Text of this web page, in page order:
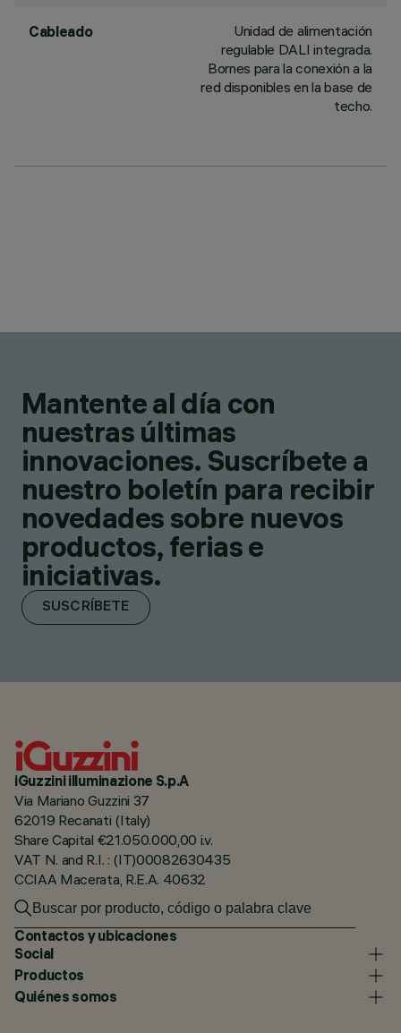
Cableado
Unidad de alimentación
regulable DALI integrada.
Bornes para la conexión a la
red disponibles en la base de
techo.
Mantente al día con
nuestras últimas
innovaciones. Suscríbete a
nuestro boletín para recibir
novedades sobre nuevos
productos, ferias e
iniciativas.
SUSCRÍBETE
iGuzzini illuminazione S.p.A
Via Mariano Guzzini 37
62019 Recanati (Italy)
Share Capital €21.050.000,00 i.v.
VAT N. and R.I. : (IT)00082630435
CCIAA Macerata, R.E.A. 40632
Contactos y ubicaciones
Social
Productos
Quiénes somos